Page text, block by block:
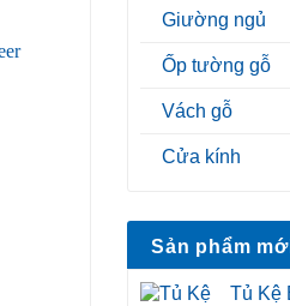
Giường ngủ
Ốp tường gỗ
Vách gỗ
Cửa kính
Sản phẩm
Tủ Kệ